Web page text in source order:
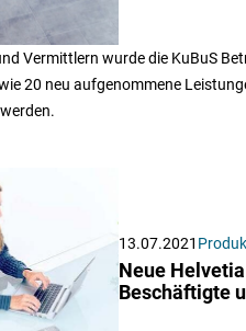
Vermittlern wurde die KuBuS
20 neu aufgenommene
13.07.2021
Neue
Beschäftigte